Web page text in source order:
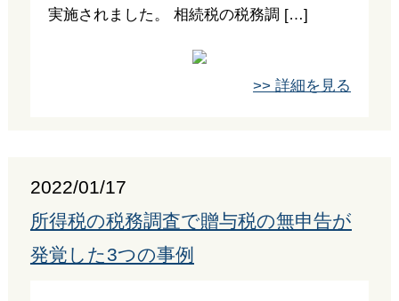
実施されました。 相続税の税務調 […]
>> 詳細を見る
2022/01/17
所得税の税務調査で贈与税の無申告が
発覚した3つの事例